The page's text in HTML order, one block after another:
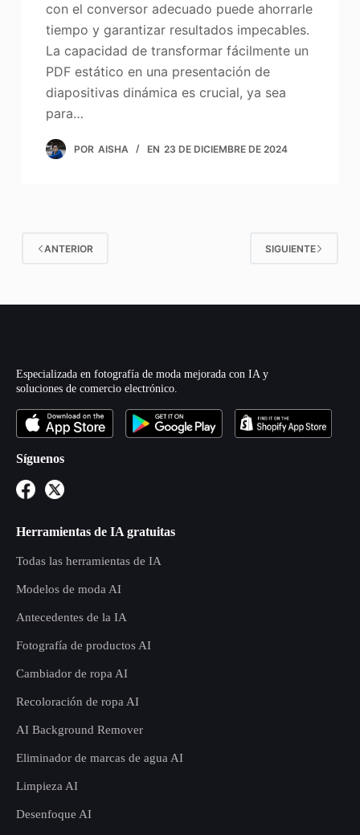
con el conversor adecuado puede ahorrarle
tiempo y garantizar resultados impecables.
La capacidad de transformar fácilmente un
PDF estático en una presentación de
diapositivas dinámica es crucial, ya sea
para…
POR AISHA EN 23 DE DICIEMBRE DE 2024
ANTERIOR SIGUIENTE
Especializada en fotografía de moda mejorada con IA y
soluciones de comercio electrónico.
Síguenos
Herramientas de IA gratuitas
Todas las herramientas de IA
Modelos de moda AI
Antecedentes de la IA
Fotografía de productos AI
Cambiador de ropa AI
Recoloración de ropa AI
AI Background Remover
Eliminador de marcas de agua AI
Limpieza AI
Desenfoque AI